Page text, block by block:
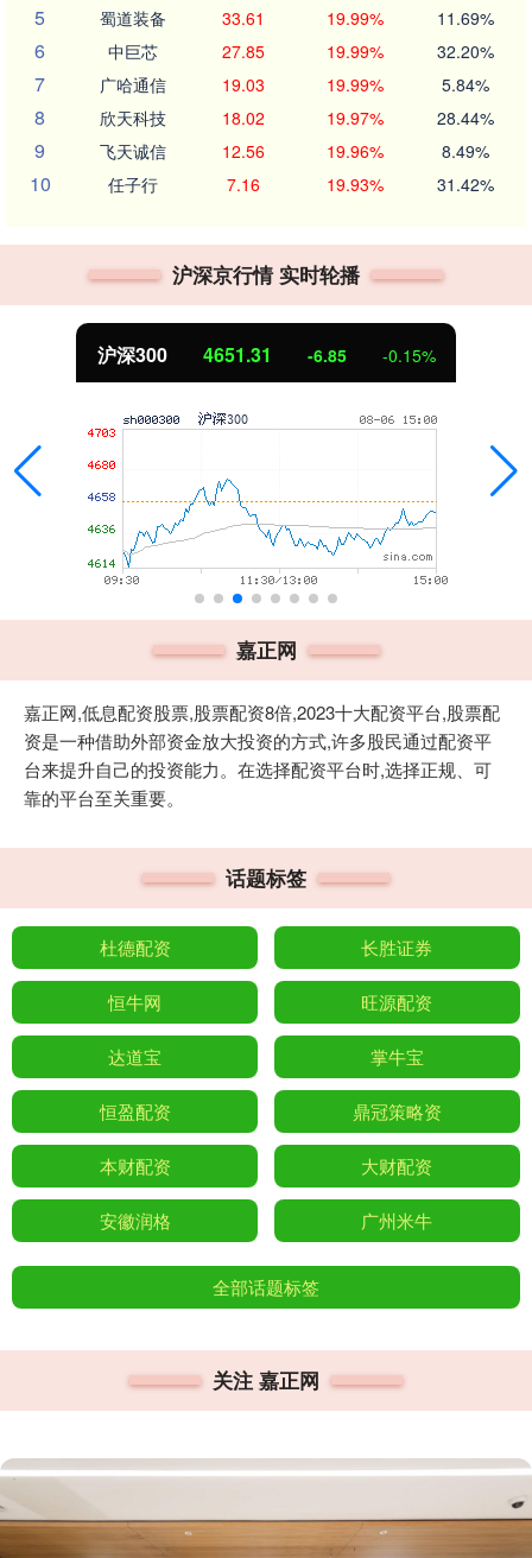
5 蜀道装备 33.61 19.99% 11.69%
6 中巨芯 27.85 19.99% 32.20%
7 广哈通信 19.03 19.99% 5.84%
8 欣天科技 18.02 19.97% 28.44%
9 飞天诚信 12.56 19.96% 8.49%
10 任子行 7.16 19.93% 31.42%
沪深京行情 实时轮播
沪深300 4651.31 -6.85 -0.15%
嘉正网
嘉正网,低息配资股票,股票配资8倍,2023十大配资平台,股票配
资是一种借助外部资金放大投资的方式,许多股民通过配资平
台来提升自己的投资能力。在选择配资平台时,选择正规、可
靠的平台至关重要。
话题标签
杜德配资 长胜证券
恒牛网 旺源配资
达道宝 掌牛宝
恒盈配资 鼎冠策略资
本财配资 大财配资
安徽润格 广州米牛
全部话题标签
关注 嘉正网